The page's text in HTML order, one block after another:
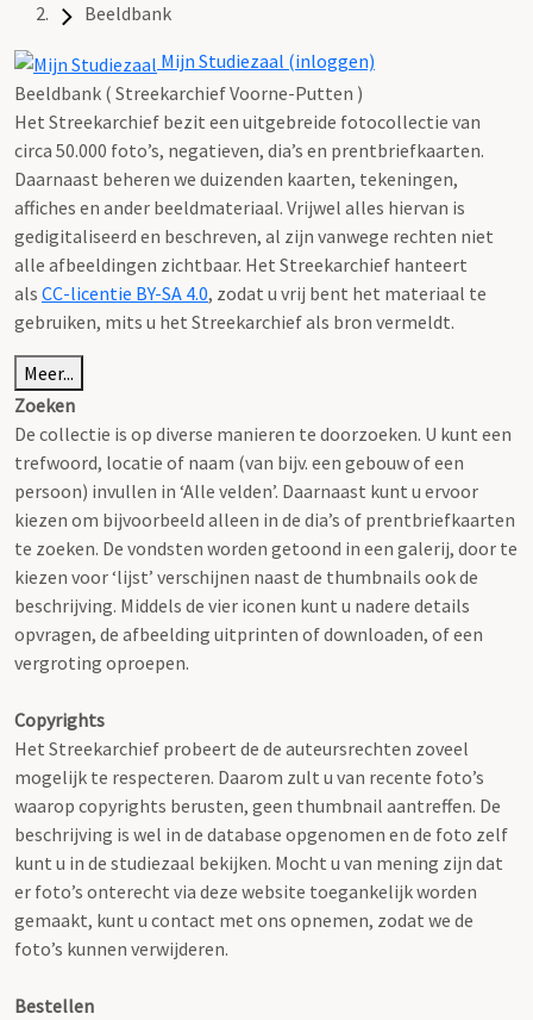
Beeldbank
Mijn Studiezaal (inloggen)
Beeldbank ( Streekarchief Voorne-Putten )
Het Streekarchief bezit een uitgebreide fotocollectie van
circa 50.000 foto’s, negatieven, dia’s en prentbriefkaarten.
Daarnaast beheren we duizenden kaarten, tekeningen,
affiches en ander beeldmateriaal. Vrijwel alles hiervan is
gedigitaliseerd en beschreven, al zijn vanwege rechten niet
alle afbeeldingen zichtbaar. Het Streekarchief hanteert
als CC-licentie BY-SA 4.0, zodat u vrij bent het materiaal te
gebruiken, mits u het Streekarchief als bron vermeldt.
Meer...
Zoeken
De collectie is op diverse manieren te doorzoeken. U kunt een
trefwoord, locatie of naam (van bijv. een gebouw of een
persoon) invullen in ‘Alle velden’. Daarnaast kunt u ervoor
kiezen om bijvoorbeeld alleen in de dia’s of prentbriefkaarten
te zoeken. De vondsten worden getoond in een galerij, door te
kiezen voor ‘lijst’ verschijnen naast de thumbnails ook de
beschrijving. Middels de vier iconen kunt u nadere details
opvragen, de afbeelding uitprinten of downloaden, of een
vergroting oproepen.
Copyrights
Het Streekarchief probeert de de auteursrechten zoveel
mogelijk te respecteren. Daarom zult u van recente foto’s
waarop copyrights berusten, geen thumbnail aantreffen. De
beschrijving is wel in de database opgenomen en de foto zelf
kunt u in de studiezaal bekijken. Mocht u van mening zijn dat
er foto’s onterecht via deze website toegankelijk worden
gemaakt, kunt u contact met ons opnemen, zodat we de
foto’s kunnen verwijderen.
Bestellen